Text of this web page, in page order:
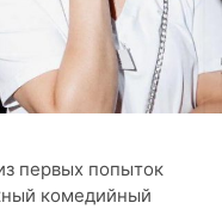
первых попыток
комедийный